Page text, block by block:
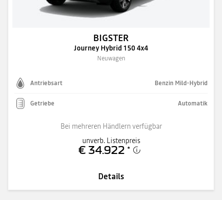
BIGSTER
Journey Hybrid 150 4x4
Neuwagen
Antriebsart Benzin Mild-Hybrid
Getriebe Automatik
Bei mehreren Händlern verfügbar
unverb. Listenpreis
€ 34.922 *
Details